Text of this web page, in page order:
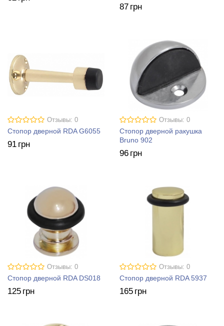
87 грн
Отзывы: 0
Стопор дверной RDA G6055
91 грн
Отзывы: 0
Стопор дверной ракушка
Bruno 902
96 грн
Отзывы: 0
Стопор дверной RDA DS018
125 грн
Отзывы: 0
Стопор дверной RDA 5937
165 грн